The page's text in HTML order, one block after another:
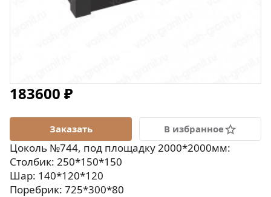
183600 ₽
В избранное
Цоколь №744, под площадку 2000*2000мм:
Столбик: 250*150*150
Шар: 140*120*120
Поребрик: 725*300*80